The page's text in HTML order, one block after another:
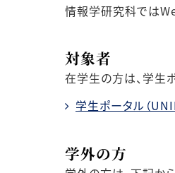
情報学研究科では
対象者
在学生の方は、学生
学生ポータル（
学外の方